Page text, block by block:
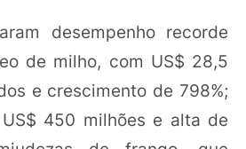
desempenho recorde
de milho, com US$ 28,5
e crescimento de 798%;
450 milhões e alta de